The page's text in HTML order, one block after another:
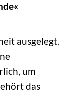
ausgelegt.
um
das